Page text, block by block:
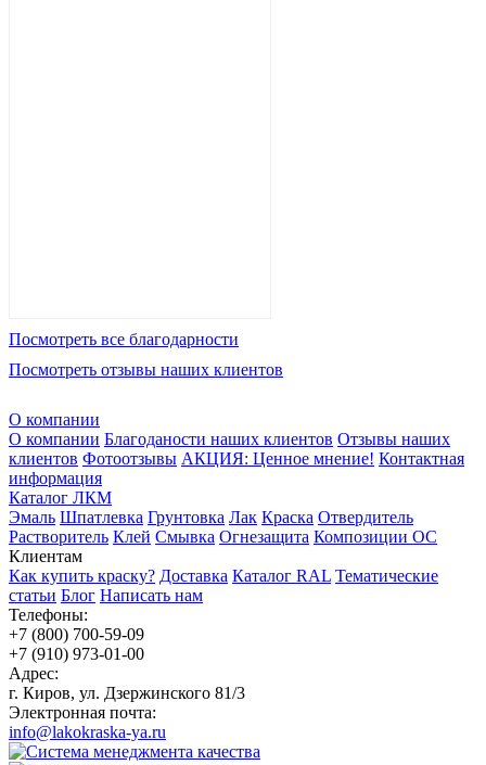
Посмотреть все благодарности
Посмотреть отзывы наших клиентов
О компании
О компании Благоданости наших клиентов Отзывы наших
клиентов Фотоотзывы АКЦИЯ: Ценное мнение! Контактная
информация
Каталог ЛКМ
Эмаль Шпатлевка Грунтовка Лак Краска Отвердитель
Растворитель Клей Смывка Огнезащита Композиции ОС
Клиентам
Как купить краску? Доставка Каталог RAL Тематические
статьи Блог Написать нам
Телефоны:
+7 (800) 700-59-09
+7 (910) 973-01-00
Адрес:
г. Киров, ул. Дзержинского 81/3
Электронная почта:
info@lakokraska-ya.ru